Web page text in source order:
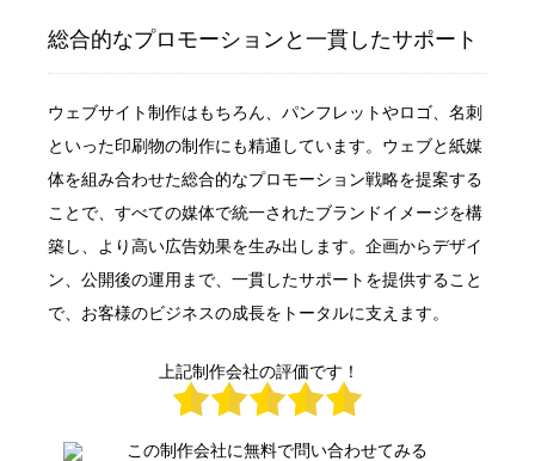
総合的なプロモーションと一貫したサポート
ウェブサイト制作はもちろん、パンフレットやロゴ、名刺
といった印刷物の制作にも精通しています。ウェブと紙媒
体を組み合わせた総合的なプロモーション戦略を提案する
ことで、すべての媒体で統一されたブランドイメージを構
築し、より高い広告効果を生み出します。企画からデザイ
ン、公開後の運用まで、一貫したサポートを提供すること
で、お客様のビジネスの成長をトータルに支えます。
上記制作会社の評価です！